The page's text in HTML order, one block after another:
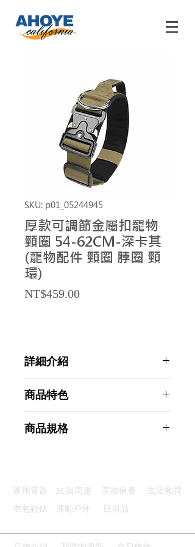
SKU: p01_05244945
厚款可調節金屬扣寵物
頸圈 54-62CM-深卡其
(寵物配件 頸圈 脖圈 頸
環)
NT$459.00Price
詳細介紹
商品特色
防脫穩固：鷹嘴扣設計安全無憂
商品規格
商品型號：p01_05244945
主要材質：聚酯纖維
商品重量(g)：160
家用電器 3C與周邊 美妝保養
生活雜貨
衣包鞋錶
運動戶外 日用品